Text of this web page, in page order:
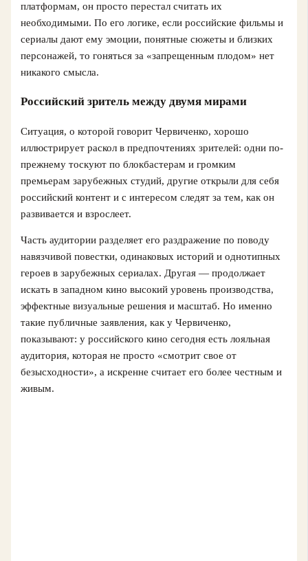
платформам, он просто перестал считать их
необходимыми. По его логике, если российские фильмы и
сериалы дают ему эмоции, понятные сюжеты и близких
персонажей, то гоняться за «запрещенным плодом» нет
никакого смысла.
Российский зритель между двумя мирами
Ситуация, о которой говорит Червиченко, хорошо
иллюстрирует раскол в предпочтениях зрителей: одни по-
прежнему тоскуют по блокбастерам и громким
премьерам зарубежных студий, другие открыли для себя
российский контент и с интересом следят за тем, как он
развивается и взрослеет.
Часть аудитории разделяет его раздражение по поводу
навязчивой повестки, одинаковых историй и однотипных
героев в зарубежных сериалах. Другая — продолжает
искать в западном кино высокий уровень производства,
эффектные визуальные решения и масштаб. Но именно
такие публичные заявления, как у Червиченко,
показывают: у российского кино сегодня есть лояльная
аудитория, которая не просто «смотрит свое от
безысходности», а искренне считает его более честным и
живым.